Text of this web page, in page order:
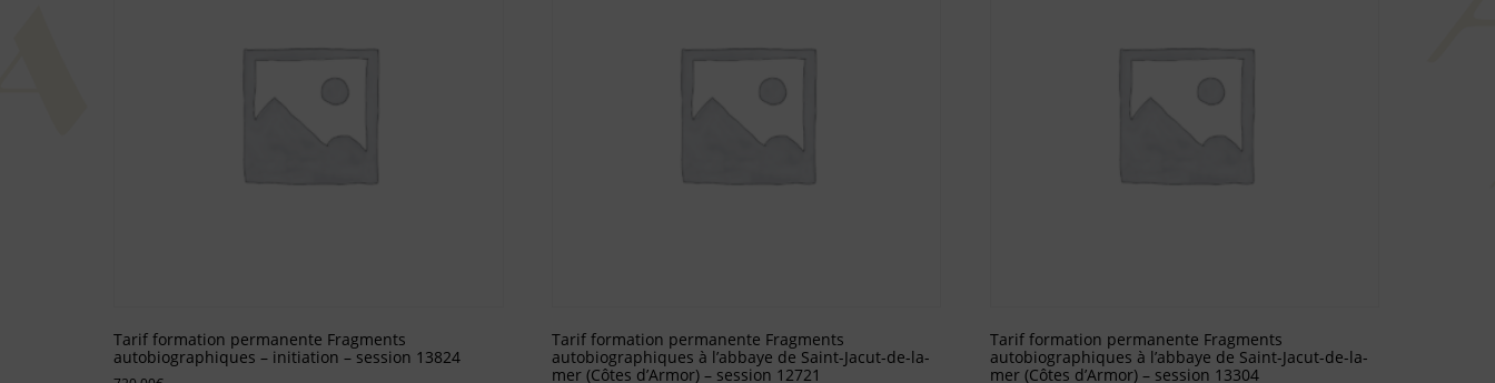
Tarif formation permanente Fragments
autobiographiques – initiation – session 13824
Tarif formation permanente Fragments
autobiographiques à l’abbaye de Saint-Jacut-de-la-
mer (Côtes d’Armor) – session 12721
Tarif formation permanente Fragments
autobiographiques à l’abbaye de Saint-Jacut-de-la-
mer (Côtes d’Armor) – session 13304